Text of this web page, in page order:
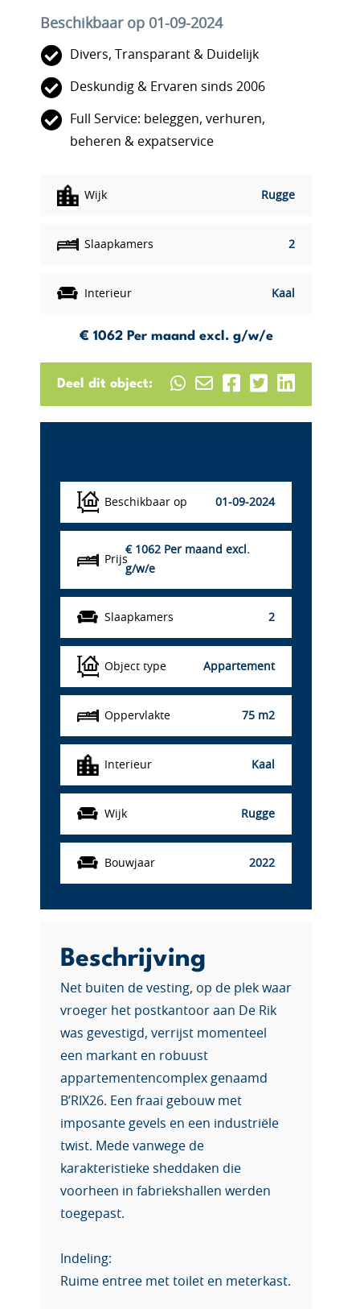
Beschikbaar op 01-09-2024
Divers, Transparant & Duidelijk
Deskundig & Ervaren sinds 2006
Full Service: beleggen, verhuren,
beheren & expatservice
Wijk Rugge
Slaapkamers 2
Interieur Kaal
€ 1062 Per maand excl. g/w/e
Deel dit object:
Beschikbaar op 01-09-2024
Prijs
€ 1062 Per maand excl.
g/w/e
Slaapkamers 2
Object type Appartement
Oppervlakte 75 m2
Interieur Kaal
Wijk Rugge
Bouwjaar 2022
Beschrijving
Net buiten de vesting, op de plek waar
vroeger het postkantoor aan De Rik
was gevestigd, verrijst momenteel
een markant en robuust
appartementencomplex genaamd
B’RIX26. Een fraai gebouw met
imposante gevels en een industriële
twist. Mede vanwege de
karakteristieke sheddaken die
voorheen in fabriekshallen werden
toegepast.
Indeling:
Ruime entree met toilet en meterkast.